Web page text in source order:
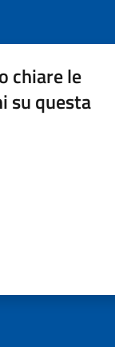
chiare le
su questa